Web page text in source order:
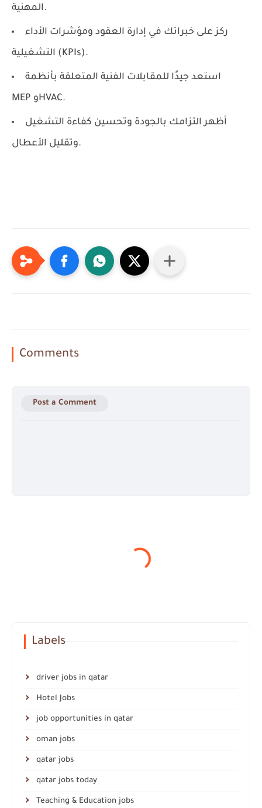
المهنية.
ركز على خبراتك في إدارة العقود ومؤشرات الأداء
التشغيلية (KPIs).
استعد جيدًا للمقابلات الفنية المتعلقة بأنظمة
MEP وHVAC.
أظهر التزامك بالجودة وتحسين كفاءة التشغيل
وتقليل الأعطال.
Comments
Post a Comment
Labels
driver jobs in qatar
Hotel Jobs
job opportunities in qatar
oman jobs
qatar jobs
qatar jobs today
Teaching & Education jobs